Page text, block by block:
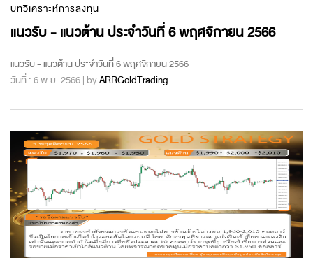
บทวิเคราะห์การลงทุน
แนวรับ - แนวต้าน ประจำวันที่ 6 พฤศจิกายน 2566
แนวรับ - แนวต้าน ประจำวันที่ 6 พฤศจิกายน 2566
วันที่ : 6 พ.ย. 2566 | byARRGoldTrading